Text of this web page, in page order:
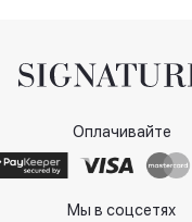
Оплачивайте
Мы в соцсетях